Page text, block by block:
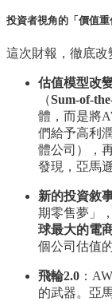
投資者視角的「價值重
這次財報，徹底改
估值模型改
（Sum-of-
體，而是將
們給予高利
體公司），
發現，亞馬
新的投資敘
期零售夢」
球最大的電
個公司估值
飛輪2.0 ：
的武器。亞